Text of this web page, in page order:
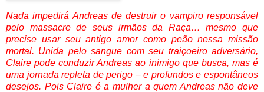
Nada impedirá Andreas de destruir o vampiro responsável
pelo massacre de seus irmãos da Raça… mesmo que
precise usar seu antigo amor como peão nessa missão
mortal. Unida pelo sangue com seu traiçoeiro adversário,
Claire pode conduzir Andreas ao inimigo que busca, mas é
uma jornada repleta de perigo – e profundos e espontâneos
desejos. Pois Claire é a mulher a quem Andreas não deve